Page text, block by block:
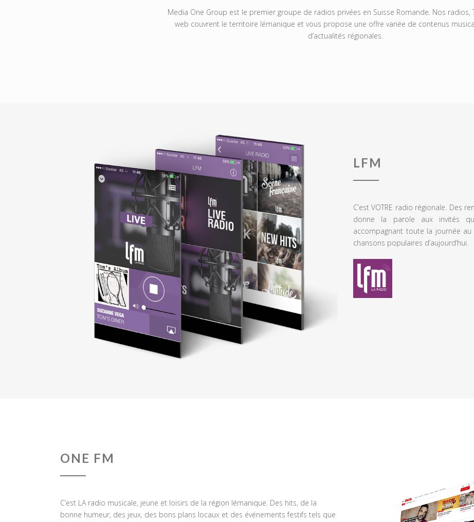
Media One Group est le premier groupe de radios privées en Suisse Romande. Nos radios,
web couvrent le territoire lémanique et vous propose une offre variée de contenus
d’actualités régionales.
LFM
C’est VOTRE radio régionale. Des
donne la parole aux invités
accompagnant toute la journée
chansons populaires d’aujourd’hui.
ONE FM
C’est LA radio musicale, jeune et loisirs de la région lémanique. Des hits, de la
bonne humeur, des jeux, des bons plans locaux et des événements festifs tels que